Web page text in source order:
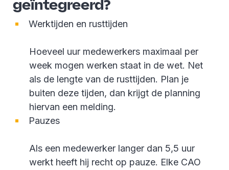
geïntegreerd?
Werktijden en rusttijden
Hoeveel uur medewerkers maximaal per
week mogen werken staat in de wet. Net
als de lengte van de rusttijden. Plan je
buiten deze tijden, dan krijgt de planning
hiervan een melding.
Pauzes
Als een medewerker langer dan 5,5 uur
werkt heeft hij recht op pauze. Elke CAO